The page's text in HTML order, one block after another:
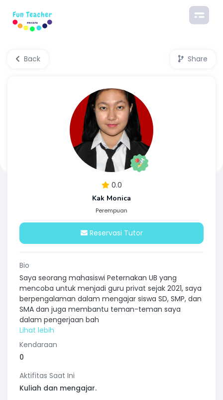
Back Share
0.0
Kak Monica
Perempuan
Reservasi Tutor
Bio
Saya seorang mahasiswi Peternakan UB yang
mencoba untuk menjadi guru privat sejak 2021, saya
berpengalaman dalam mengajar siswa SD, SMP, dan
SMA dan juga membantu teman-teman saya
dalam pengerjaan bah
Kendaraan
0
Aktifitas Saat Ini
Kuliah dan mengajar.